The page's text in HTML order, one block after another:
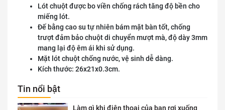
Lót chuột được bo viền chống rách tăng độ bền cho
miếng lót.
Đế bằng cao su tự nhiên bám mặt bàn tốt, chống
trượt đảm bảo chuột di chuyển mượt mà, độ dày 3mm
mang lại độ êm ái khi sử dụng.
Mặt lót chuột chống nước, vệ sinh dễ dàng.
Kích thước: 26x21x0.3cm.
Tin nổi bật
Làm gì khi điện thoại của bạn rơi xuống